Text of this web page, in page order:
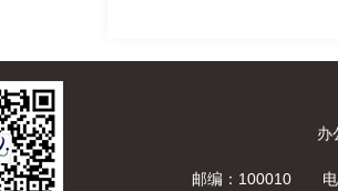
办
邮编：100010